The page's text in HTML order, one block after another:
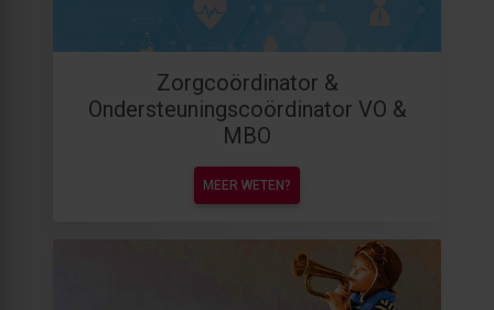
Zorgcoördinator &
Ondersteuningscoördinator VO &
MBO
MEER WETEN?